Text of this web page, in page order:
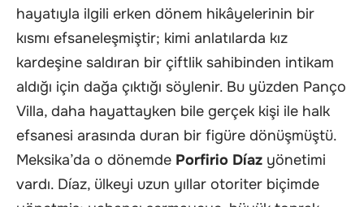
hayatıyla ilgili erken dönem hikâyelerinin bir
kısmı efsaneleşmiştir; kimi anlatılarda kız
kardeşine saldıran bir çiftlik sahibinden intikam
aldığı için dağa çıktığı söylenir. Bu yüzden Panço
Villa, daha hayattayken bile gerçek kişi ile halk
efsanesi arasında duran bir figüre dönüşmüştü.
Meksika’da o dönemde Porfirio Díaz yönetimi
vardı. Díaz, ülkeyi uzun yıllar otoriter biçimde